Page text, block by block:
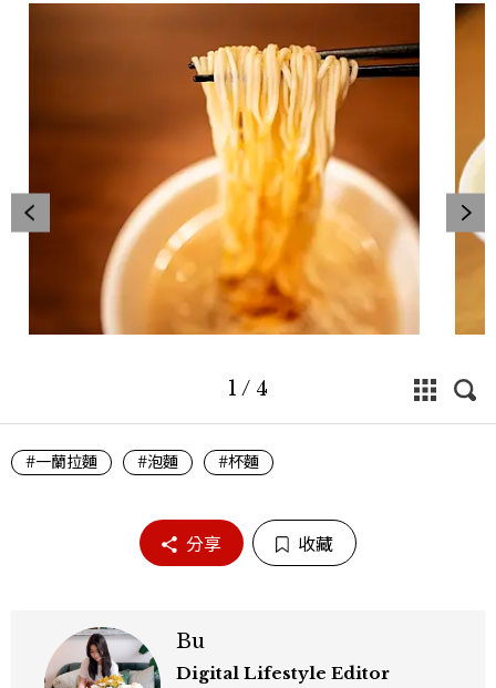
1 / 4
#一蘭拉麵 #泡麵 #杯麵
分享 收藏
Bu
Digital Lifestyle Editor